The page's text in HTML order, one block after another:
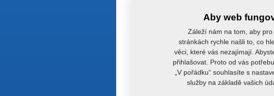
Aby web
Záleží nám na tom, aby
stránkách rychle našli to, co
věci, které vás nezajímají.
přihlašovat. Proto od vás
„V pořádku“ souhlasíte s
služby na základě vašich